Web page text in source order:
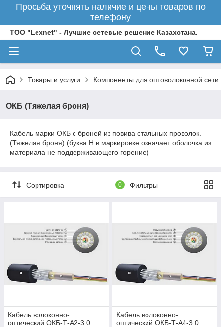
Просьба уточнять наличие и цены товаров по
телефону
ТОО "Lexnet" - Лучшие сетевые решение Казахстана.
Товары и услуги Компоненты для оптоволоконной сети
ОКБ (Тяжелая броня)
Кабель марки ОКБ с броней из повива стальных проволок.
(Тяжелая броня) (буква Н в маркировке означает оболочка из
материала не поддерживающего горение)
Сортировка 0 Фильтры
Кабель волоконно-
оптический ОКБ-Т-А2-3.0
Кабель волоконно-
оптический ОКБ-Т-А4-3.0